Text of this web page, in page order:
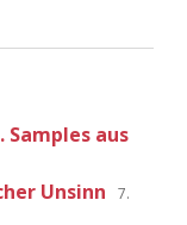
Samples aus
Unsinn 7.